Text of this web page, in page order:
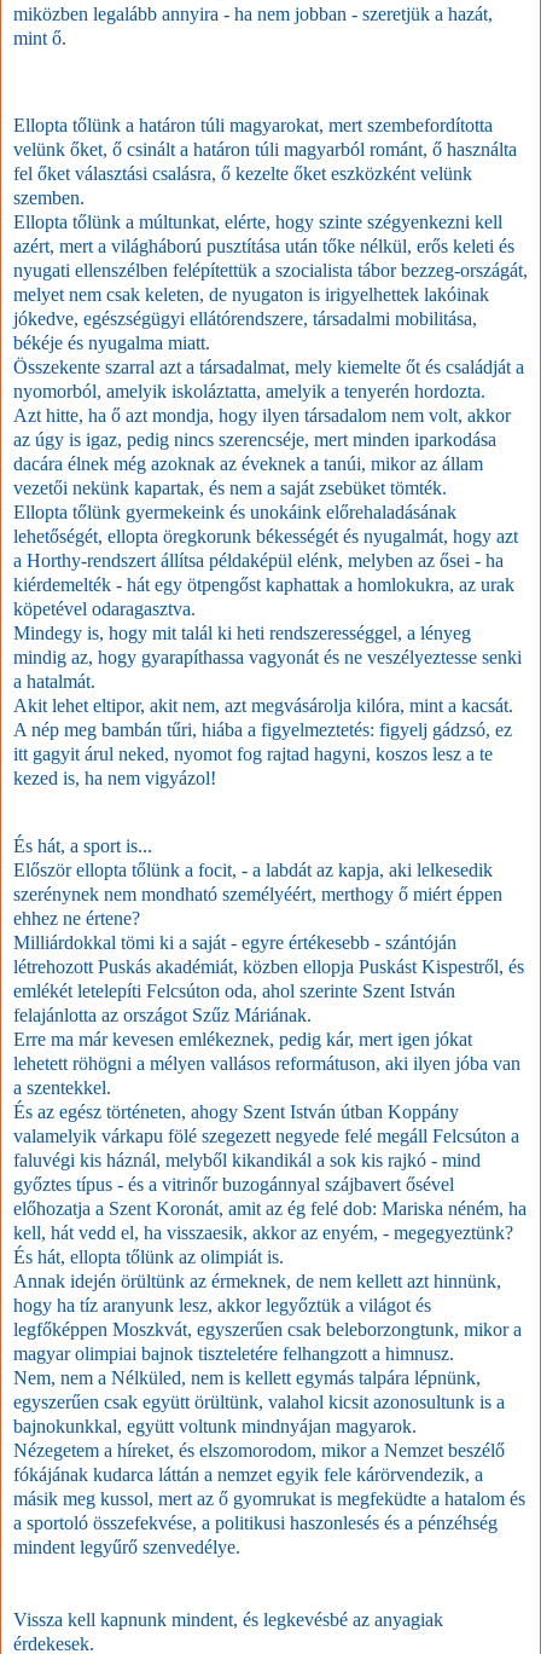
miközben legalább annyira - ha nem jobban - szeretjük a hazát,
mint ő.
Ellopta tőlünk a határon túli magyarokat, mert szembefordította
velünk őket, ő csinált a határon túli magyarból románt, ő használta
fel őket választási csalásra, ő kezelte őket eszközként velünk
szemben.
Ellopta tőlünk a múltunkat, elérte, hogy szinte szégyenkezni kell
azért, mert a világháború pusztítása után tőke nélkül, erős keleti és
nyugati ellenszélben felépítettük a szocialista tábor bezzeg-országát,
melyet nem csak keleten, de nyugaton is irigyelhettek lakóinak
jókedve, egészségügyi ellátórendszere, társadalmi mobilitása,
békéje és nyugalma miatt.
Összekente szarral azt a társadalmat, mely kiemelte őt és családját a
nyomorból, amelyik iskoláztatta, amelyik a tenyerén hordozta.
Azt hitte, ha ő azt mondja, hogy ilyen társadalom nem volt, akkor
az úgy is igaz, pedig nincs szerencséje, mert minden iparkodása
dacára élnek még azoknak az éveknek a tanúi, mikor az állam
vezetői nekünk kapartak, és nem a saját zsebüket tömték.
Ellopta tőlünk gyermekeink és unokáink előrehaladásának
lehetőségét, ellopta öregkorunk békességét és nyugalmát, hogy azt
a Horthy-rendszert állítsa példaképül elénk, melyben az ősei - ha
kiérdemelték - hát egy ötpengőst kaphattak a homlokukra, az urak
köpetével odaragasztva.
Mindegy is, hogy mit talál ki heti rendszerességgel, a lényeg
mindig az, hogy gyarapíthassa vagyonát és ne veszélyeztesse senki
a hatalmát.
Akit lehet eltipor, akit nem, azt megvásárolja kilóra, mint a kacsát.
A nép meg bambán tűri, hiába a figyelmeztetés: figyelj gádzsó, ez
itt gagyit árul neked, nyomot fog rajtad hagyni, koszos lesz a te
kezed is, ha nem vigyázol!
És hát, a sport is...
Először ellopta tőlünk a focit, - a labdát az kapja, aki lelkesedik
szerénynek nem mondható személyéért, merthogy ő miért éppen
ehhez ne értene?
Milliárdokkal tömi ki a saját - egyre értékesebb - szántóján
létrehozott Puskás akadémiát, közben ellopja Puskást Kispestről, és
emlékét letelepíti Felcsúton oda, ahol szerinte Szent István
felajánlotta az országot Szűz Máriának.
Erre ma már kevesen emlékeznek, pedig kár, mert igen jókat
lehetett röhögni a mélyen vallásos reformátuson, aki ilyen jóba van
a szentekkel.
És az egész történeten, ahogy Szent István útban Koppány
valamelyik várkapu fölé szegezett negyede felé megáll Felcsúton a
faluvégi kis háznál, melyből kikandikál a sok kis rajkó - mind
győztes típus - és a vitrinőr buzogánnyal szájbavert ősével
előhozatja a Szent Koronát, amit az ég felé dob: Mariska néném, ha
kell, hát vedd el, ha visszaesik, akkor az enyém, - megegyeztünk?
És hát, ellopta tőlünk az olimpiát is.
Annak idején örültünk az érmeknek, de nem kellett azt hinnünk,
hogy ha tíz aranyunk lesz, akkor legyőztük a világot és
legfőképpen Moszkvát, egyszerűen csak beleborzongtunk, mikor a
magyar olimpiai bajnok tiszteletére felhangzott a himnusz.
Nem, nem a Nélküled, nem is kellett egymás talpára lépnünk,
egyszerűen csak együtt örültünk, valahol kicsit azonosultunk is a
bajnokunkkal, együtt voltunk mindnyájan magyarok.
Nézegetem a híreket, és elszomorodom, mikor a Nemzet beszélő
fókájának kudarca láttán a nemzet egyik fele kárörvendezik, a
másik meg kussol, mert az ő gyomrukat is megfeküdte a hatalom és
a sportoló összefekvése, a politikusi haszonlesés és a pénzéhség
mindent legyűrő szenvedélye.
Vissza kell kapnunk mindent, és legkevésbé az anyagiak
érdekesek.